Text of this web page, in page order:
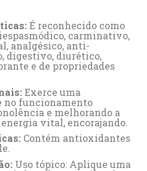
É reconhecido como
carminativo,
analgésico, anti-
digestivo, diurético,
e de propriedades
Exerce uma
funcionamento
e melhorando a
vital, encorajando.
Contém antioxidantes
Uso tópico: Aplique uma